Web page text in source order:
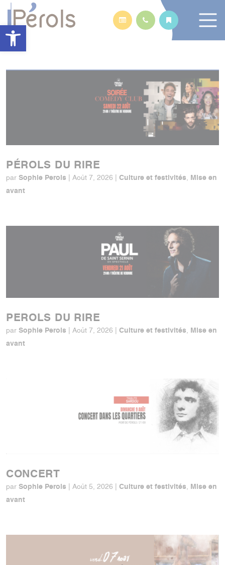
Ouvrir la barre d’outils
PÉROLS DU RIRE
par Sophie Perols Août 7, 2026 Culture et festivités
Mise en
avant
PEROLS DU RIRE
par Sophie Perols Août 7, 2026 Culture et festivités
Mise en
avant
CONCERT
par Sophie Perols Août 5, 2026 Culture et festivités
Mise en
avant
Panneau de gestion des cookies